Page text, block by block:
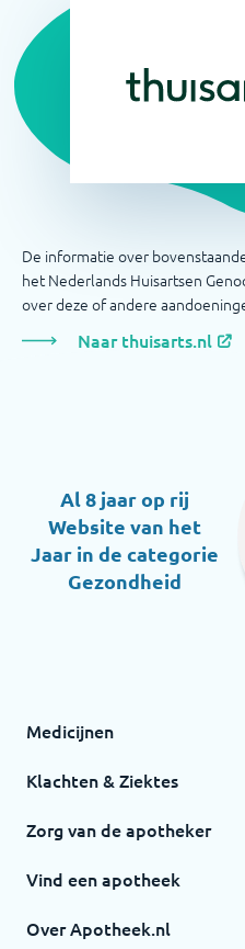
De informatie over
het Nederlands Huisartsen
over deze of andere
Naar thuisarts.nl
Al 8 jaar op rij
Website van het
Jaar in de categorie
Gezondheid
Medicijnen
Klachten & Ziektes
Zorg van de apotheker
Vind een apotheek
Over Apotheek.nl